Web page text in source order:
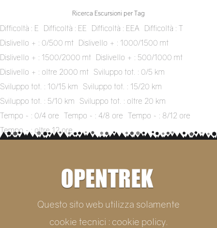
Ricerca Escursioni per Tag
Difficoltà : E Difficoltà : EE Difficoltà : EEA Difficoltà : T
Dislivello + : 0/500 mt Dislivello + : 1000/1500 mt
Dislivello + : 1500/2000 mt Dislivello + : 500/1000 mt
Dislivello + : oltre 2000 mt Sviluppo tot. : 0/5 km
Sviluppo tot. : 10/15 km Sviluppo tot. : 15/20 km
Sviluppo tot. : 5/10 km Sviluppo tot. : oltre 20 km
Tempo ~ : 0/4 ore Tempo ~ : 4/8 ore Tempo ~ : 8/12 ore
Tempo ~ : oltre 12 ore
Questo sito web utilizza solamente
cookie tecnici : cookie policy.